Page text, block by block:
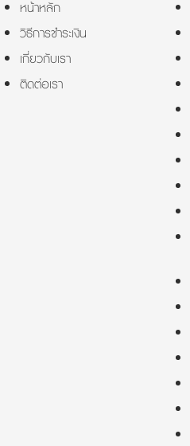
หน้าหลัก
วิธีการชำระเงิน
เกี่ยวกับเรา
ติดต่อเรา